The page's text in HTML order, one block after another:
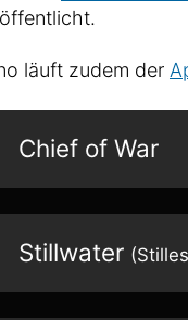
läuft zudem der
Chief of War
Stillwater